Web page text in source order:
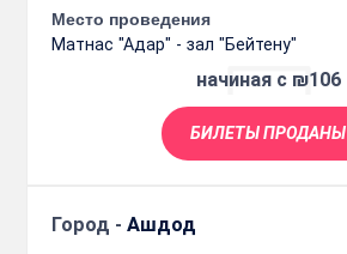
Место проведения
Матнас "Адар" - зал "Бейтену"
начиная с ₪106
БИЛЕТЫ ПРОДАНЫ
Город - Ашдод